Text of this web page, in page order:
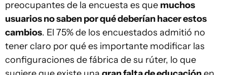
preocupantes de la encuesta es que muchos
usuarios no saben por qué deberían hacer estos
cambios. El 75% de los encuestados admitió no
tener claro por qué es importante modificar las
configuraciones de fábrica de su rúter, lo que